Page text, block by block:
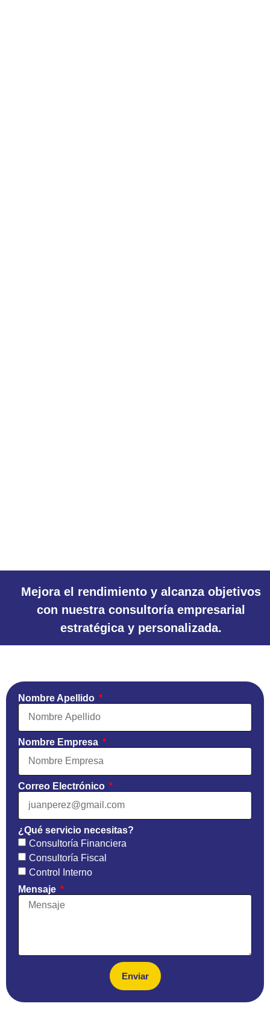
Mejora el rendimiento y alcanza objetivos
con nuestra consultoría empresarial
estratégica y personalizada.
Nombre Apellido
Nombre Empresa
Correo Electrónico
¿Qué servicio necesitas?
Consultoría Financiera
Consultoría Fiscal
Control Interno
Mensaje
Enviar